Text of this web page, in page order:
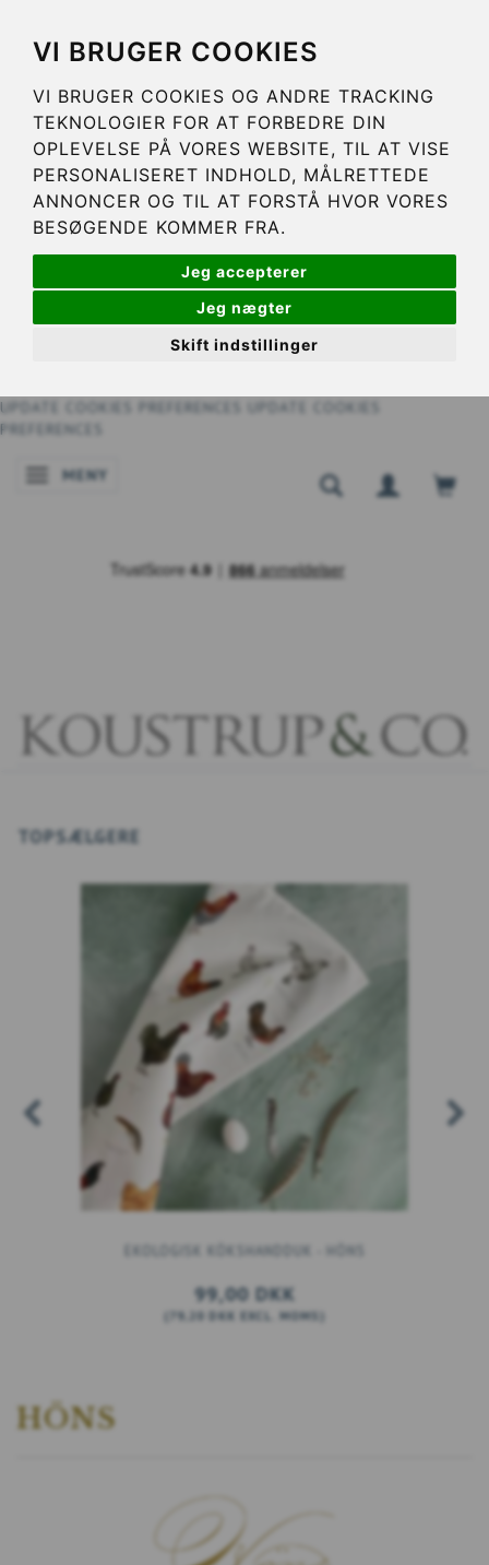
VI BRUGER COOKIES
VI BRUGER COOKIES OG ANDRE TRACKING
TEKNOLOGIER FOR AT FORBEDRE DIN
OPLEVELSE PÅ VORES WEBSITE, TIL AT VISE
PERSONALISERET INDHOLD, MÅLRETTEDE
ANNONCER OG TIL AT FORSTÅ HVOR VORES
BESØGENDE KOMMER FRA.
Jeg accepterer
Jeg nægter
Skift indstillinger
UPDATE COOKIES PREFERENCES
UPDATE COOKIES
PREFERENCES
ÄNDRA NAVIGERING
MENY
TOPSÆLGERE
EKOLOGISK KÖKSHANDDUK - HÖNS
99,00 DKK
79,20 DKK EXCL. MOMS
HÖNS